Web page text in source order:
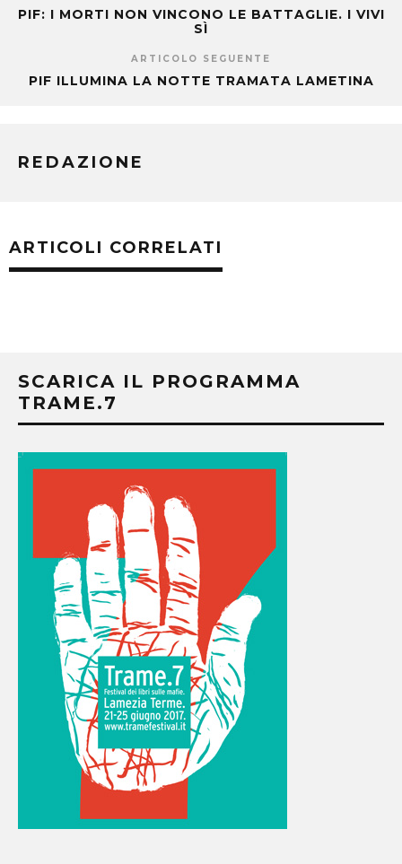
PIF: I MORTI NON VINCONO LE BATTAGLIE. I VIVI
SÌ
ARTICOLO SEGUENTE
PIF ILLUMINA LA NOTTE TRAMATA LAMETINA
REDAZIONE
ARTICOLI CORRELATI
SCARICA IL PROGRAMMA
TRAME.7